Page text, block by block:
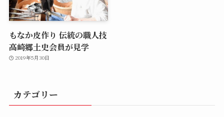
もなか皮作り 伝統の職人技
高崎郷土史会員が見学
2019年5月30日
カテゴリー